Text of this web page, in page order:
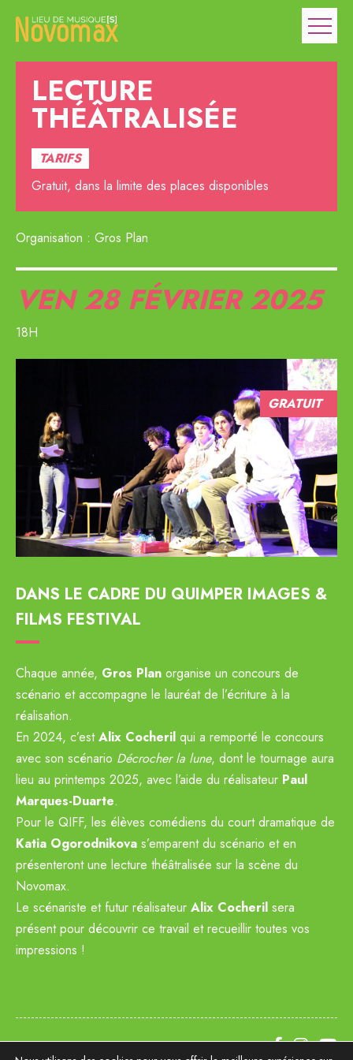
LECTURE
THÉÂTRALISÉE
TARIFS
Gratuit, dans la limite des places disponibles
Organisation : Gros Plan
VEN 28FÉVRIER 2025
18H
GRATUIT
DANS LE CADRE DU QUIMPER IMAGES &
FILMS FESTIVAL
Chaque année, Gros Plan organise un concours de
scénario et accompagne le lauréat de l’écriture à la
réalisation.
En 2024, c’estAlix Cocheril qui a remporté le concours
avec son scénario Décrocher la lune, dont le tournage aura
lieu au printemps 2025, avec l’aide du réalisateur Paul
Marques-Duarte.
Pour le QIFF, les élèves comédiens du court dramatique de
Katia Ogorodnikova s’emparent du scénario et en
présenteront une lecture théâtralisée sur la scène du
Novomax.
Le scénariste et futur réalisateur Alix Cocheril sera
présent pour découvrir ce travail et recueillir toutes vos
impressions !
2 bis Boulevard Dupleix | 29000 QUIMPER